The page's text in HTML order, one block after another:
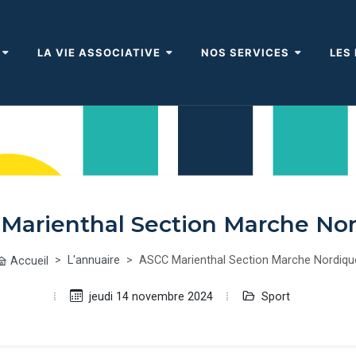
LA VIE ASSOCIATIVE NOS SERVICES LES
Marienthal Section Marche
Accueil L'annuaire ASCC Marienthal Section Marche
jeudi 14 novembre 2024 Sport